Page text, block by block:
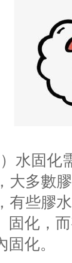
水固化
大多數
有些膠
固化，
化。